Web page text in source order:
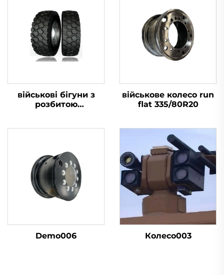
військові бігуни з
розбитою
військове колесо run
flat 335/80R20
Demo006 Колесо003